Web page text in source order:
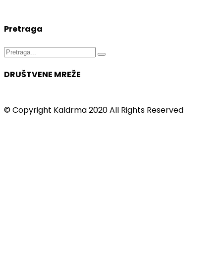
Pretraga
Search
DRUŠTVENE MREŽE
© Copyright Kaldrma 2020 All Rights Reserved